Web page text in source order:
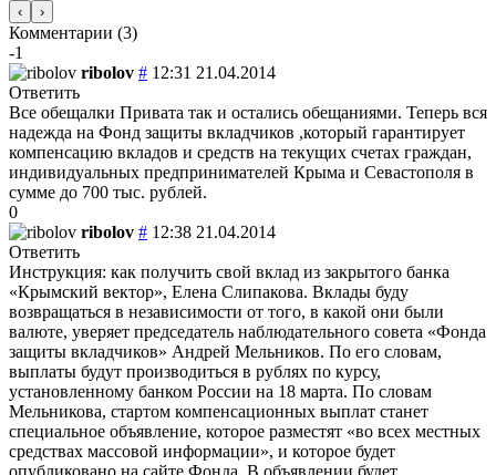
‹ ›
Комментарии (3)
-1
ribolov # 12:31 21.04.2014
Ответить
Все обещалки Привата так и остались обещаниями. Теперь вся
надежда на Фонд защиты вкладчиков ,который гарантирует
компенсацию вкладов и средств на текущих счетах граждан,
индивидуальных предпринимателей Крыма и Севастополя в
сумме до 700 тыс. рублей.
0
ribolov # 12:38 21.04.2014
Ответить
Инструкция: как получить свой вклад из закрытого банка
«Крымский вектор», Елена Слипакова. Вклады буду
возвращаться в независимости от того, в какой они были
валюте, уверяет председатель наблюдательного совета «Фонда
защиты вкладчиков» Андрей Мельников. По его словам,
выплаты будут производиться в рублях по курсу,
установленному банком России на 18 марта. По словам
Мельникова, стартом компенсационных выплат станет
специальное объявление, которое разместят «во всех местных
средствах массовой информации», и которое будет
опубликовано на сайте Фонда. В объявлении будет